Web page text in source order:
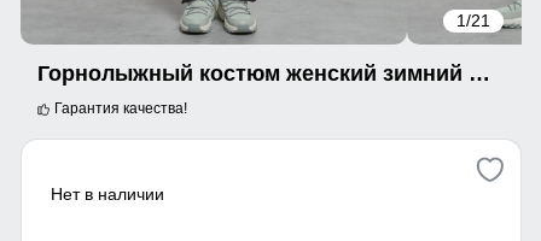
1/21
Горнолыжный костюм женский зимний фиолетового цвета 03105F
Гарантия качества!
Нет в наличии